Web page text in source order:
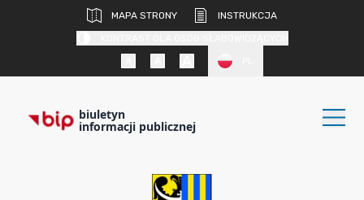
MAPA STRONY
INSTRUKCJA
biuletyn
informacji publicznej